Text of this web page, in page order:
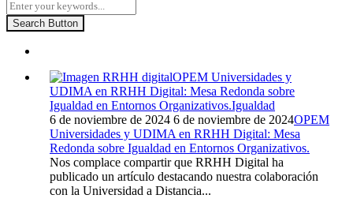
Search Button
OPEM Universidades y
UDIMA en RRHH Digital: Mesa Redonda sobre
Igualdad en Entornos Organizativos.Igualdad
6 de noviembre de 2024 6 de noviembre de 2024OPEM
Universidades y UDIMA en RRHH Digital: Mesa
Redonda sobre Igualdad en Entornos Organizativos.
Nos complace compartir que RRHH Digital ha
publicado un artículo destacando nuestra colaboración
con la Universidad a Distancia...